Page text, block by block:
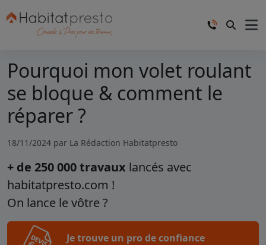
Pourquoi mon volet roulant
se bloque & comment le
réparer ?
18/11/2024 par La Rédaction Habitatpresto
+ de 250 000 travaux lancés avec
habitatpresto.com !
On lance le vôtre ?
Je trouve un pro de confiance